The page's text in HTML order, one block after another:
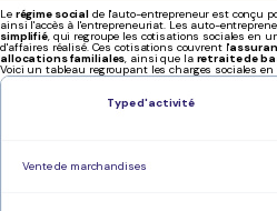
Le régime social de l'auto-entrepreneur est conçu
ainsi l'accès à l'entrepreneuriat. Les auto-
simplifié, qui regroupe les cotisations sociales en
d'affaires réalisé. Ces cotisations couvrent l'
allocations familiales, ainsi que la retraite de
Voici un tableau regroupant les charges sociales
Type d'activité
Vente de marchandises